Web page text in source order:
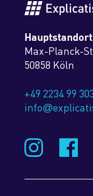
Max-Planck-
50858 Köln
+49 2234 99
info@